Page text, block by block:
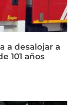
a desalojar a
101 años